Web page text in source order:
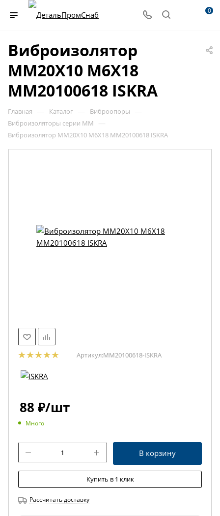
0
Виброизолятор
MM20X10 M6X18
MM20100618 ISKRA
Главная — Каталог — Виброопоры —
Виброизоляторы серии MM —
Виброизолятор MM20X10 M6X18 MM20100618 ISKRA
Артикул:MM20100618-ISKRA
88 ₽/шт
Много
В корзину
Купить в 1 клик
Рассчитать доставку